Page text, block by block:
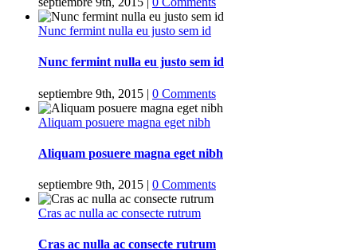
Nunc fermint nulla eu justo sem id
Nunc fermint nulla eu justo sem id
septiembre 9th, 2015 | 0 Comments
Aliquam posuere magna eget nibh
Aliquam posuere magna eget nibh
septiembre 9th, 2015 | 0 Comments
Cras ac nulla ac consecte rutrum
Cras ac nulla ac consecte rutrum